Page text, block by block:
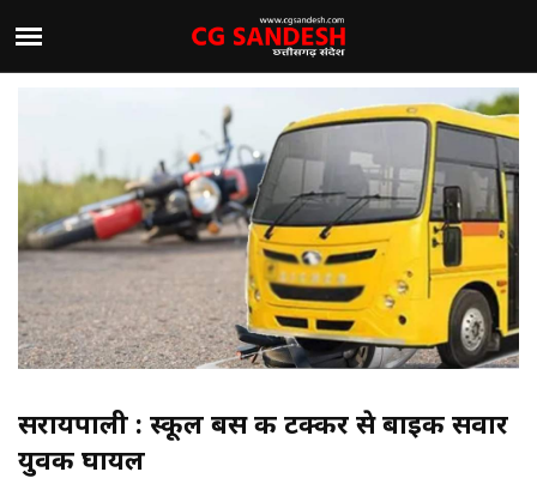
सरायपाली : स्कूल बस की टक्कर से बाइक सवार
युवक घायल